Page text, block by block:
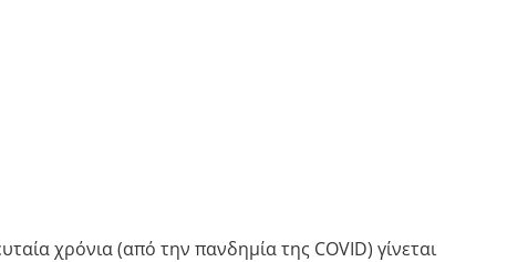
χρόνια (από την πανδημία της COVID) γίνεται